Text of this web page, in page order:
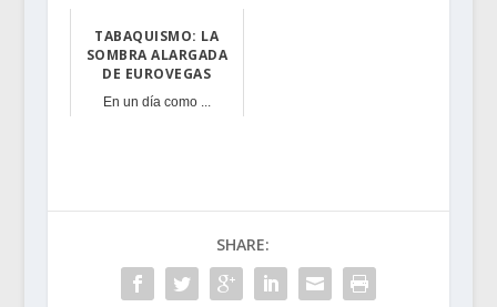
TABAQUISMO: LA
SOMBRA ALARGADA
DE EUROVEGAS
En un día como ...
SHARE: